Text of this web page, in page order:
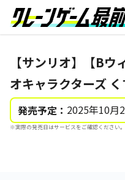
【サンリオ】【B
オキャラクターズ
発売予定： 2025年10月
※実際の発売日はサービスをご確認ください。